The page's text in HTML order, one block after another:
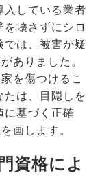
入している業者
壊さずにシロ
では、被害が疑
ありました。
を傷つけるこ
たは、目隠しを
に基づく正確
画します。
資格によ